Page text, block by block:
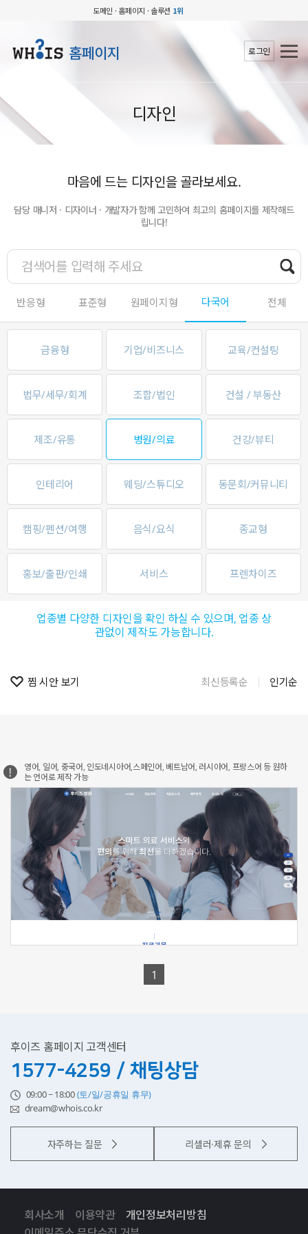
도메인 · 홈페이지 · 솔루션 1위
홈페이지 로그인
디자인
마음에 드는 디자인을 골라보세요.
담당 매니저 · 디자이너 · 개발자가 함께 고민하여 최고의 홈페이지를 제작해드
립니다!
반응형 표준형 원페이지형 다국어 전체
금융형 기업/비즈니스 교육/컨설팅
법무/세무/회계 조합/법인 건설 / 부동산
제조/유통 병원/의료 건강/뷰티
인테리어 웨딩/스튜디오 동문회/커뮤니티
캠핑/펜션/여행 음식/요식 종교형
홍보/출판/인쇄 서비스 프렌차이즈
업종별 다양한 디자인을 확인 하실 수 있으며, 업종 상
관없이 제작도 가능합니다.
찜 시안 보기 최신등록순 인기순
영어, 일어, 중국어, 인도네시아어,스페인어, 베트남어, 러시아어, 프랑스어 등 원하
는 언어로 제작 가능
신청하기
1
후이즈 홈페이지 고객센터
1577-4259 / 채팅상담
09:00 ~ 18:00(토/일/공휴일 휴무)
dream@whois.co.kr
자주하는 질문 리셀러·제휴 문의
회사소개 이용약관
개인정보처리방침